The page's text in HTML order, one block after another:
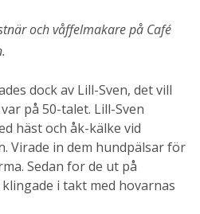
och våffelmakare på Café
dock av Lill-Sven, det vill
på 50-talet. Lill-Sven
häst och åk-kälke vid
Virade in dem hundpälsar för
Sedan for de ut på
i takt med hovarnas